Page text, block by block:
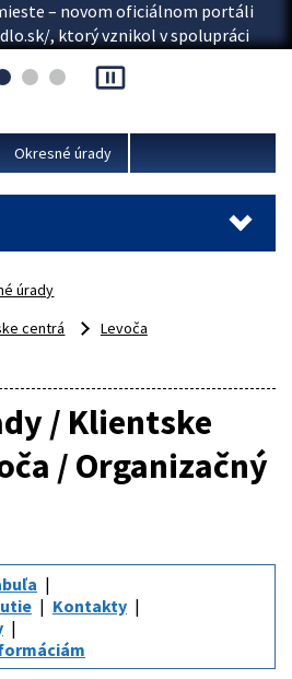
– novom oficiálnom portáli
, ktorý vznikol v spolupráci
a Ministerstva vnútra SR.
pause_presentation
Okresné úrady
úrady
centrá
Levoča
/ Klientske
/ Organizačný
Kontakty